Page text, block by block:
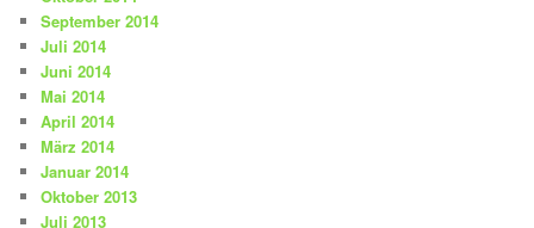
September 2014
Juli 2014
Juni 2014
Mai 2014
April 2014
März 2014
Januar 2014
Oktober 2013
Juli 2013